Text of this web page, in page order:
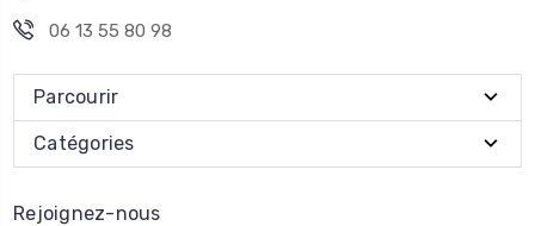
06 13 55 80 98
Parcourir
Catégories
Rejoignez-nous